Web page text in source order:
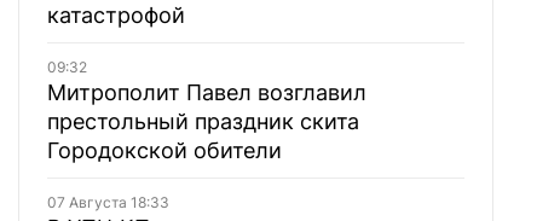
катастрофой
09:32
Митрополит Павел возглавил
престольный праздник скита
Городокской обители
07 Августа 18:33